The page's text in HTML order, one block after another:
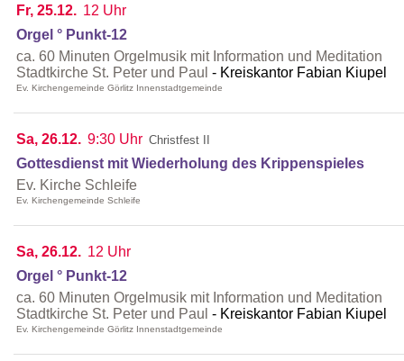
Fr, 25.12. 12 Uhr
Orgel ° Punkt-12
ca. 60 Minuten Orgelmusik mit Information und Meditation
Stadtkirche St. Peter und Paul
Kreiskantor Fabian Kiupel
Ev. Kirchengemeinde Görlitz Innenstadtgemeinde
Sa, 26.12. 9:30 Uhr Christfest II
Gottesdienst mit Wiederholung des Krippenspieles
Ev. Kirche Schleife
Ev. Kirchengemeinde Schleife
Sa, 26.12. 12 Uhr
Orgel ° Punkt-12
ca. 60 Minuten Orgelmusik mit Information und Meditation
Stadtkirche St. Peter und Paul
Kreiskantor Fabian Kiupel
Ev. Kirchengemeinde Görlitz Innenstadtgemeinde